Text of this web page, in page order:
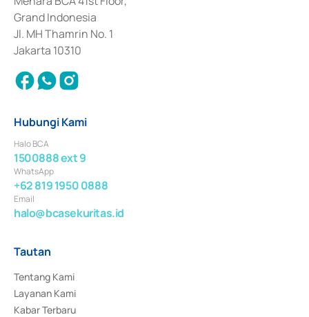
Surat Berharga Komersial yang izinnya diterbitkan pada tahun 2018.
Grand Indonesia
Jl. MH Thamrin No. 1
Jakarta 10310
Hubungi Kami
Halo BCA
1500888 ext 9
WhatsApp
+62 819 1950 0888
Email
halo@bcasekuritas.id
Tautan
Tentang Kami
Layanan Kami
Kabar Terbaru